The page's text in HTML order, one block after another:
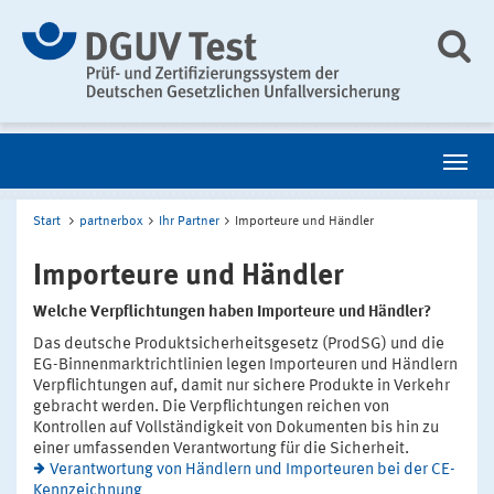
Start partnerbox Ihr Partner Importeure und Händler
Importeure und Händler
Welche Verpflichtungen haben Importeure und Händler?
Das deutsche Produktsicherheitsgesetz (ProdSG) und die
EG-Binnenmarktrichtlinien legen Importeuren und Händlern
Verpflichtungen auf, damit nur sichere Produkte in Verkehr
gebracht werden. Die Verpflichtungen reichen von
Kontrollen auf Vollständigkeit von Dokumenten bis hin zu
einer umfassenden Verantwortung für die Sicherheit.
Verantwortung von Händlern und Importeuren bei der CE-